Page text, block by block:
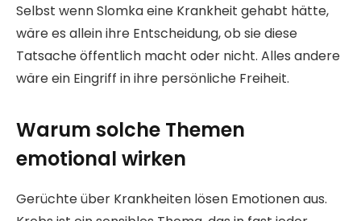
Selbst wenn Slomka eine Krankheit gehabt hätte,
wäre es allein ihre Entscheidung, ob sie diese
Tatsache öffentlich macht oder nicht. Alles andere
wäre ein Eingriff in ihre persönliche Freiheit.
Warum solche Themen
emotional wirken
Gerüchte über Krankheiten lösen Emotionen aus.